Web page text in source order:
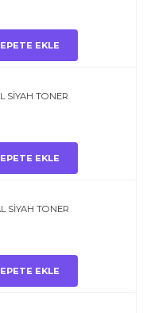
EKLE
SİYAH TONER
EKLE
SİYAH TONER
EKLE